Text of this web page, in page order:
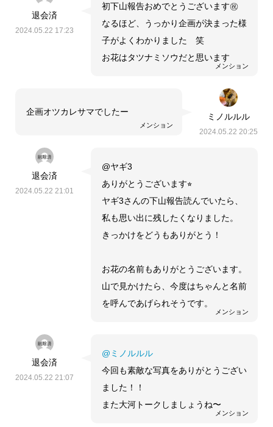
退会済
2024.05.22 17:23
メンション
初下山報告おめでとうございます㊗
なるほど、うっかり企画が決まった様
子がよくわかりました 笑
お花はタツナミソウだと思います
ミノルルル
2024.05.22 20:25
メンション
企画オツカレサマでしたー
退会済
2024.05.22 21:01
メンション
@ヤギ3
ありがとうございます⭐︎
ヤギ3さんの下山報告読んでいたら、
私も思い出に残したくなりました。
きっかけをどうもありがとう！
お花の名前もありがとうございます。
山で見かけたら、今度はちゃんと名前
を呼んであげられそうです。
退会済
2024.05.22 21:07
メンション
@ミノルルル
今回も素敵な写真をありがとうござい
ました！！
また大河トークしましょうね〜